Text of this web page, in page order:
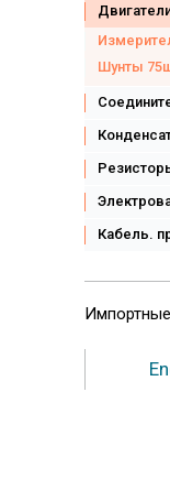
Шунты
Кабель.
Импортные